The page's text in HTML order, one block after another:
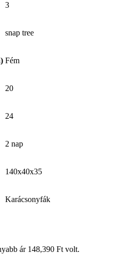
3
snap tree
Fém
20
24
2 nap
140x40x35
Karácsonyfák
ár 148,390 Ft volt.